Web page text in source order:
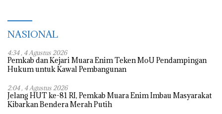
NASIONAL
4:34 , 4 Agustus 2026
Pemkab dan Kejari Muara Enim Teken MoU Pendampingan
Hukum untuk Kawal Pembangunan
2:04 , 4 Agustus 2026
Jelang HUT ke-81 RI, Pemkab Muara Enim Imbau Masyarakat
Kibarkan Bendera Merah Putih